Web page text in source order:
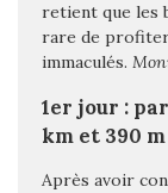
retient que les
rare de profiter
immaculés.
1er jour :
km et 390 m
Après avoir